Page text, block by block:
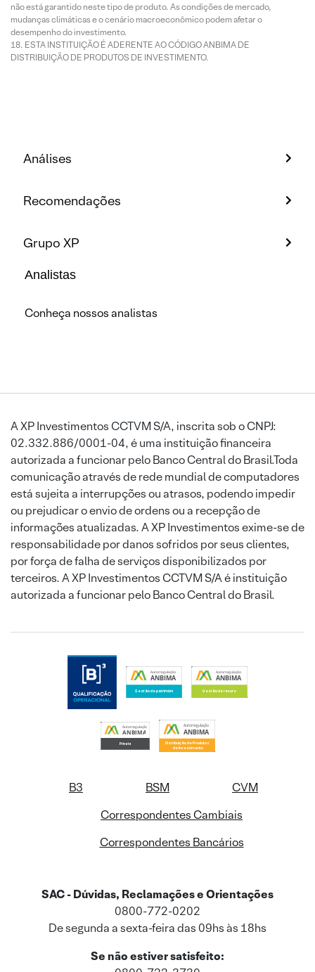
não está garantido neste tipo de produto. As condições de mercado,
mudanças climáticas e o cenário macroeconômico podem afetar o
desempenho do investimento.
ESTA INSTITUIÇÃO É ADERENTE AO CÓDIGO ANBIMA DE
DISTRIBUIÇÃO DE PRODUTOS DE INVESTIMENTO.
Análises
Recomendações
Grupo XP
Analistas
Conheça nossos analistas
A XP Investimentos CCTVM S/A, inscrita sob o CNPJ:
02.332.886/0001-04, é uma instituição financeira
autorizada a funcionar pelo Banco Central do Brasil.Toda
comunicação através de rede mundial de computadores
está sujeita a interrupções ou atrasos, podendo impedir
ou prejudicar o envio de ordens ou a recepção de
informações atualizadas. A XP Investimentos exime-se de
responsabilidade por danos sofridos por seus clientes,
por força de falha de serviços disponibilizados por
terceiros. A XP Investimentos CCTVM S/A é instituição
autorizada a funcionar pelo Banco Central do Brasil.
B3 BSM
CVM
Correspondentes Cambiais
Correspondentes Bancários
SAC - Dúvidas, Reclamações e Orientações
0800-772-0202
De segunda a sexta-feira das 09hs às 18hs
Se não estiver satisfeito: